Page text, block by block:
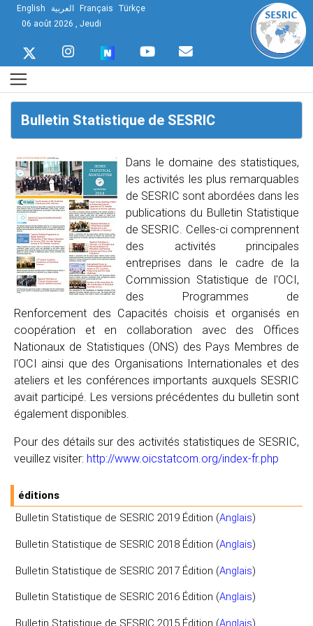
English العربية Français Türkçe
06 août 2026 , Jeudi
Bulletin Statistique de SESRIC
Dans le domaine des statistiques,
les activités les plus remarquables
de SESRIC sont abordées dans les
publications du Bulletin Statistique
de SESRIC. Celles-ci comprennent
des activités principales
entreprises dans le cadre de la
Commission Statistique de l'OCI,
des Programmes de
Renforcement des Capacités choisis et organisés en
coopération et en collaboration avec des Offices
Nationaux de Statistiques (ONS) des Pays Membres de
l'OCI ainsi que des Organisations Internationales et des
ateliers et les conférences importants auxquels SESRIC
avait participé. Les versions précédentes du bulletin sont
également disponibles.
Pour des détails sur des activités statistiques de SESRIC,
veuillez visiter: http://www.oicstatcom.org/index-fr.php
éditions
Bulletin Statistique de SESRIC 2019 Édition (Anglais)
Bulletin Statistique de SESRIC 2018 Édition (Anglais)
Bulletin Statistique de SESRIC 2017 Édition (Anglais)
Bulletin Statistique de SESRIC 2016 Édition (Anglais)
Bulletin Statistique de SESRIC 2015 Édition (Anglais)